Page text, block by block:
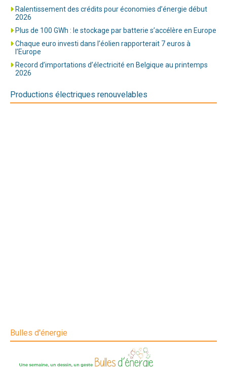
Ralentissement des crédits pour économies d’énergie début
2026
Plus de 100 GWh : le stockage par batterie s’accélère en Europe
Chaque euro investi dans l’éolien rapporterait 7 euros à
l’Europe
Record d’importations d’électricité en Belgique au printemps
2026
Productions électriques renouvelables
Bulles d'énergie